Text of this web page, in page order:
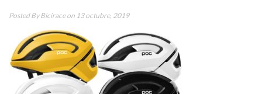
Posted ByBiciraceon 13 octubre, 2019